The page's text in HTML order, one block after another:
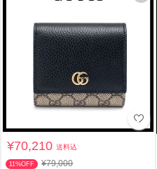
¥70,210送料込
11%OFF ¥79,000